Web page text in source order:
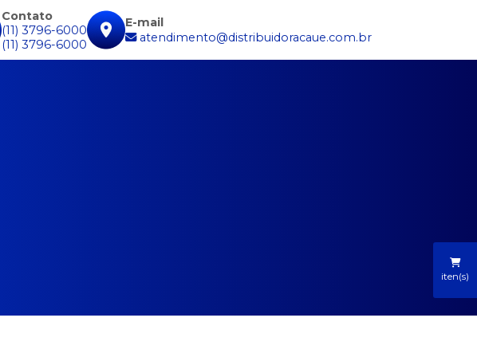
Contato
(11) 3796-6000
(11) 3796-6000
E-mail
atendimento@distribuidoracaue.com.br
iten(s)